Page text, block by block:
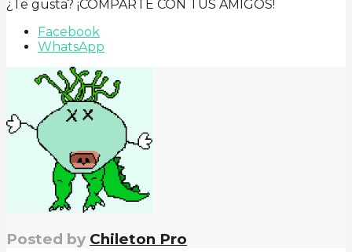
¿Te gusta? ¡COMPARTE CON TUS AMIGOS!
Facebook
WhatsApp
Posted by Chileton Pro